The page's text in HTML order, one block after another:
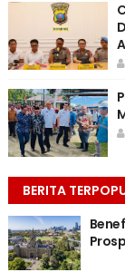
BERITA